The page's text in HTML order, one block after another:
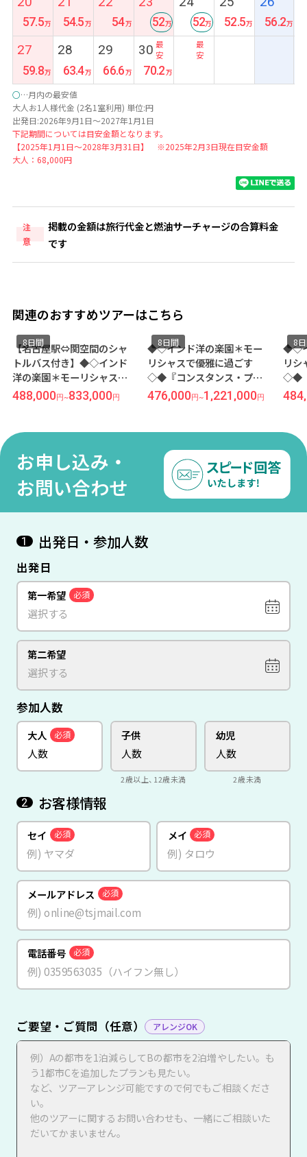
57.5 54.5 54
最
安
52
最
安
52 52.5 56.2
27
59.8
28
63.4
29
66.6
30
70.2
○…月内の最安値
大人お1人様代金 (2名1室利用) 単位:円
出発日:2026年9月1日～2027年1月1日
下記期間については目安金額となります。
【2025年1月1日～2028年3月31日】 ※2025年2月3日現在目安金額
大人：68,000円
注
意
掲載の金額は旅行代金と燃油サーチャージの合算料金
です
関連のおすすめツアーはこちら
【名古屋駅⇔関空間のシャ
トルバス付き】◆◇インド
洋の楽園＊モーリシャスで
優雅に過ごす◇◆『コンス
タンス・ベル マーレ（プレ
き）』に滞在 名古屋発着 エ
ャス8日間
8日間
488,000 円~833,000 円
◆◇インド洋の楽園＊モー
リシャスで優雅に過ごす
◇◆『コンスタンス・プリ
ンス モーリス（ジュニアス
イート／朝食付き）』に滞
利用 モーリシャス8日間
8日間
476,000 円~1,221,000 円
◆◇
リシ
◇◆
（プ
ン
モー
8
お申し込み・
お問い合わせ
1 出発日・参加人数
出発日
第一希望 必須
第二希望
参加人数
大人 必須 子供
2歳以上、12歳未満
幼児
2歳未満
2 お客様情報
セイ 必須 メイ 必須
メールアドレス 必須
電話番号 必須
ご要望・ご質問（任意） アレンジOK